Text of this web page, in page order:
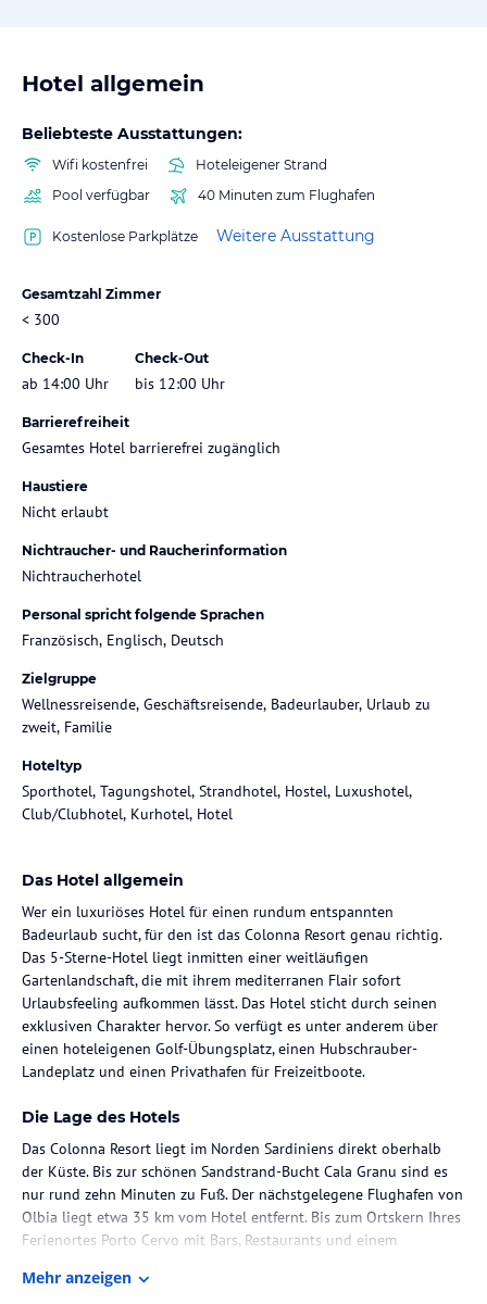
Hotel allgemein
Beliebteste Ausstattungen:
Wifi kostenfrei
Hoteleigener Strand
Pool verfügbar
40 Minuten zum Flughafen
Kostenlose Parkplätze Weitere Ausstattung
Gesamtzahl Zimmer
< 300
Check-In
ab 14:00 Uhr
Check-Out
bis 12:00 Uhr
Barrierefreiheit
Gesamtes Hotel barrierefrei zugänglich
Haustiere
Nicht erlaubt
Nichtraucher- und Raucherinformation
Nichtraucherhotel
Personal spricht folgende Sprachen
Französisch, Englisch, Deutsch
Zielgruppe
Wellnessreisende, Geschäftsreisende, Badeurlauber, Urlaub zu
zweit, Familie
Hoteltyp
Sporthotel, Tagungshotel, Strandhotel, Hostel, Luxushotel,
Club/Clubhotel, Kurhotel, Hotel
Das Hotel allgemein
Wer ein luxuriöses Hotel für einen rundum entspannten
Badeurlaub sucht, für den ist das Colonna Resort genau richtig.
Das 5-Sterne-Hotel liegt inmitten einer weitläufigen
Gartenlandschaft, die mit ihrem mediterranen Flair sofort
Urlaubsfeeling aufkommen lässt. Das Hotel sticht durch seinen
exklusiven Charakter hervor. So verfügt es unter anderem über
einen hoteleigenen Golf-Übungsplatz, einen Hubschrauber-
Landeplatz und einen Privathafen für Freizeitboote.
Die Lage des Hotels
Das Colonna Resort liegt im Norden Sardiniens direkt oberhalb
der Küste. Bis zur schönen Sandstrand-Bucht Cala Granu sind es
nur rund zehn Minuten zu Fuß. Der nächstgelegene Flughafen von
Olbia liegt etwa 35 km vom Hotel entfernt. Bis zum Ortskern Ihres
Ferienortes Porto Cervo mit Bars, Restaurants und einem
Hotels bringt Sie kostenlos nach Porto Cervo.
Mehr anzeigen